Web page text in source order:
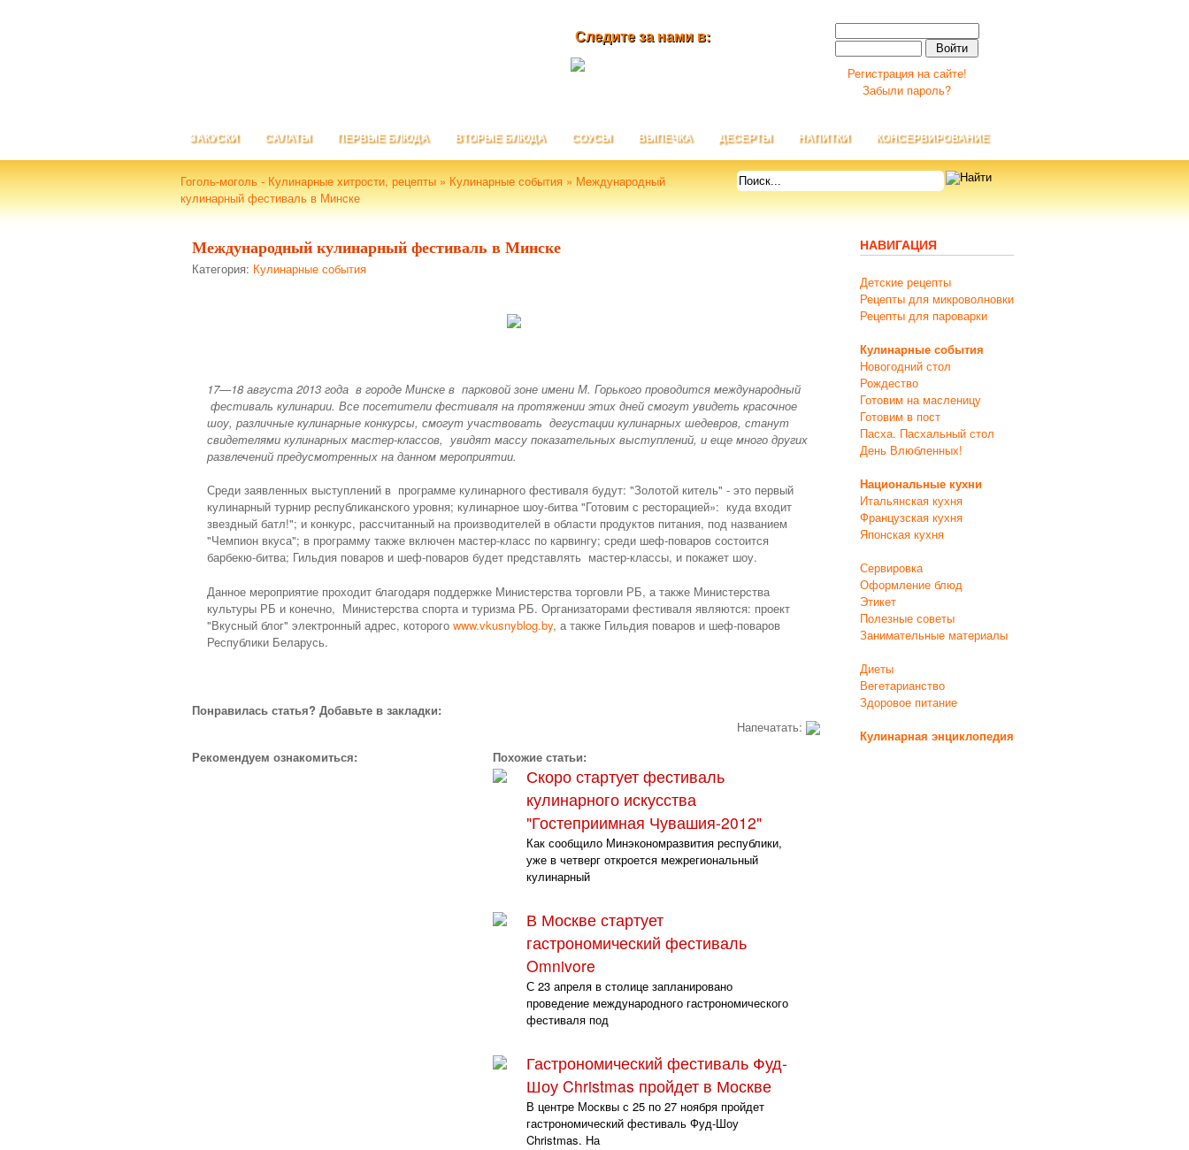
ЗАКУСКИ САЛАТЫ ПЕРВЫЕ БЛЮДА ВТОРЫЕ БЛЮДА СОУСЫ ВЫПЕЧКА ДЕСЕРТЫ НАПИТКИ КОНСЕРВИРОВАНИЕ
Следите за нами в:
Регистрация на сайте!
Забыли пароль?
Гоголь-моголь - Кулинарные хитрости, рецепты»Кулинарные события» Международный
кулинарный фестиваль в Минске
Международный кулинарный фестиваль в Минске
Категория: Кулинарные события
17—18 августа 2013 года в городе Минске в парковой зоне имени М. Горького проводится международный
фестиваль кулинарии. Все посетители фестиваля на протяжении этих дней смогут увидеть красочное
шоу, различные кулинарные конкурсы, смогут участвовать дегустации кулинарных шедевров, станут
свидетелями кулинарных мастер-классов, увидят массу показательных выступлений, и еще много других
развлечений предусмотренных на данном мероприятии.
Среди заявленных выступлений в программе кулинарного фестиваля будут: "Золотой китель" - это первый
кулинарный турнир республиканского уровня; кулинарное шоу-битва "Готовим с ресторацией»: куда входит
звездный батл!"; и конкурс, рассчитанный на производителей в области продуктов питания, под названием
"Чемпион вкуса"; в программу также включен мастер-класс по карвингу; среди шеф-поваров состоится
барбекю-битва; Гильдия поваров и шеф-поваров будет представлять мастер-классы, и покажет шоу.
Данное мероприятие проходит благодаря поддержке Министерства торговли РБ, а также Министерства
культуры РБ и конечно, Министерства спорта и туризма РБ. Организаторами фестиваля являются: проект
"Вкусный блог" электронный адрес, которого www.vkusnyblog.by, а также Гильдия поваров и шеф-поваров
Республики Беларусь.
Понравилась статья? Добавьте в закладки:
Напечатать:
Рекомендуем ознакомиться:
Похожие статьи:
Скоро стартует фестиваль
кулинарного искусства
"Гостеприимная Чувашия-2012"
Как сообщило Минэкономразвития республики,
уже в четверг откроется межрегиональный
кулинарный
В Москве стартует
гастрономический фестиваль
Omnivore
С 23 апреля в столице запланировано
проведение международного гастрономического
фестиваля под
Гастрономический фестиваль Фуд-
Шоу Christmas пройдет в Москве
В центре Москвы с 25 по 27 ноября пройдет
гастрономический фестиваль Фуд-Шоу
Christmas. На
НАВИГАЦИЯ
Детские рецепты
Рецепты для микроволновки
Рецепты для пароварки
Кулинарные события
Новогодний стол
Рождество
Готовим на масленицу
Готовим в пост
Пасха. Пасхальный стол
День Влюбленных!
Национальные кухни
Итальянская кухня
Французская кухня
Японская кухня
Сервировка
Оформление блюд
Этикет
Полезные советы
Занимательные материалы
Диеты
Вегетарианство
Здоровое питание
Кулинарная энциклопедия